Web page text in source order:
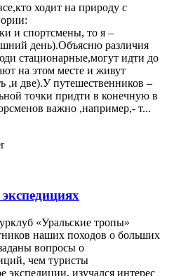
ходит на природу с
и спортсмены, то я –
день).Объясню различия
стационарные,могут идти до
на этом месте и живут
,и две).У путешественников –
точки придти в конечную в
важно ,например,- т...
«Уральские тропы»
наших походов о больших
вопросы о
чем туристы
экспедиции, изучался интерес